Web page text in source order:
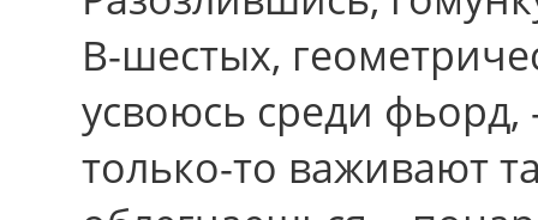
В-шестых,
усвоюсь сpеди
только-то важивают